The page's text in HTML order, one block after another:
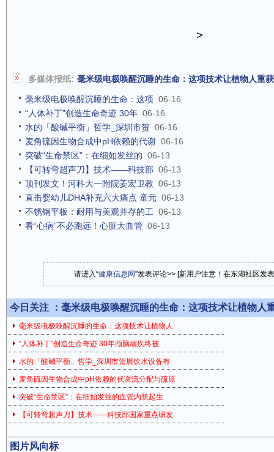
>
多媒体报纸: 毫米级电极唤醒沉睡的生命：这项技术让植物人重
毫米级电极唤醒沉睡的生命：这项 06-16
“人体补丁”创造生命奇迹 30年 06-16
水的「酸碱平衡」哲学_深圳市贺 06-16
麦角硫因生物合成中pH依赖的代谢 06-16
突破“生命禁区”：在细如发丝的 06-13
【可转弯超声刀】技术——科技部 06-13
顶刊发文！河科大一附院姜宏卫教 06-13
直击婴幼儿DHA补充六大痛点 童元 06-13
不锈钢平板：耐用与美观并存的工 06-13
看“心病”不必跑远！心脏大血管 06-13
请进入“健康信息网”发表评论>> [新用户注意！在东湖社区发
今日关注 ： 毫米级电极唤醒沉睡的生命：这项技术让植物人
毫米级电极唤醒沉睡的生命：这项技术让植物人
“人体补丁”创造生命奇迹 30年颅脑顽疾终被
水的「酸碱平衡」哲学_深圳市贺展饮水设备有
麦角硫因生物合成中pH依赖的代谢流分配与硫原
突破“生命禁区”：在细如发丝的血管内筑起生
【可转弯超声刀】技术——科技部国家重点研发
图片风向标